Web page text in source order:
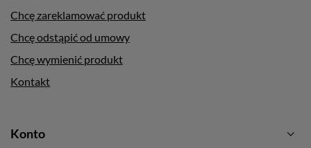
Chcę zareklamować produkt
Chcę odstąpić od umowy
Chcę wymienić produkt
Kontakt
Konto